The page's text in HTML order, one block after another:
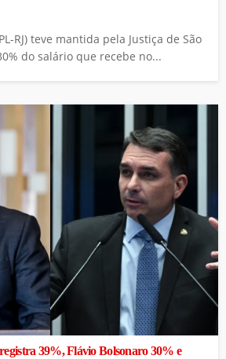
RJ) teve mantida pela Justiça de São
do salário que recebe no...
39%, Flávio Bolsonaro 30% e